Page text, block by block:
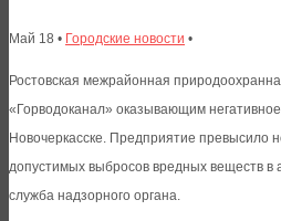
Май 18 • Городские новости •
Ростовская межрайонная
«Горводоканал» оказывающим
Новочеркасске. Предприятие превысило
допустимых выбросов вредных веществ в
служба надзорного органа.